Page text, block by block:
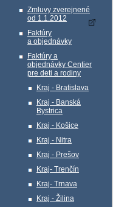
Zmluvy zverejnené
od 1.1.2012
Faktúry
a objednávky
Faktúry a
objednávky Centier
pre deti a rodiny
Kraj - Bratislava
Kraj - Banská
Bystrica
Kraj - Košice
Kraj - Nitra
Kraj - Prešov
Kraj- Trenčín
Kraj- Trnava
Kraj - Žilina